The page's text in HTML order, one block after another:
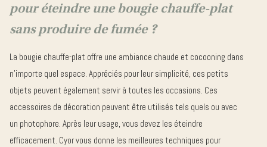
Concentrés
de parfum
ACCESSOIRES
L’HISTOIRE
PRO
pour
bougies
revendeur
CYOR
0
pour éteindre une bougie chauffe-plat
sans produire de fumée ?
La bougie chauffe-plat offre une ambiance chaude et cocooning dans
n’importe quel espace. Appréciés pour leur simplicité, ces petits
objets peuvent également servir à toutes les occasions. Ces
accessoires de décoration peuvent être utilisés tels quels ou avec
un photophore. Après leur usage, vous devez les éteindre
efficacement. Cyor vous donne les meilleures techniques pour